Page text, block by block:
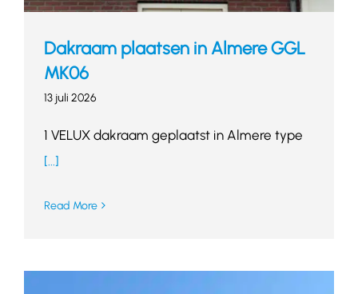
Dakraam plaatsen in Almere GGL
MK06
13 juli 2026
1 VELUX dakraam geplaatst in Almere type
[...]
Read More